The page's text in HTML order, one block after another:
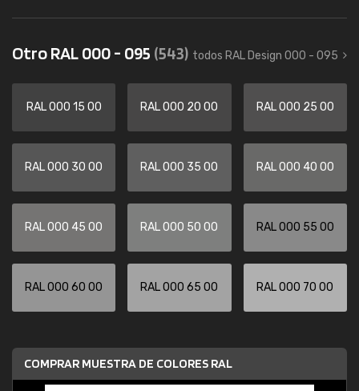
Otro RAL 000 - 095 (543) todos RAL Design 000 - 095
RAL 000 15 00 RAL 000 20 00 RAL 000 25 00
RAL 000 30 00 RAL 000 35 00 RAL 000 40 00
RAL 000 45 00 RAL 000 50 00 RAL 000 55 00
RAL 000 60 00 RAL 000 65 00 RAL 000 70 00
COMPRAR MUESTRA DE COLORES RAL